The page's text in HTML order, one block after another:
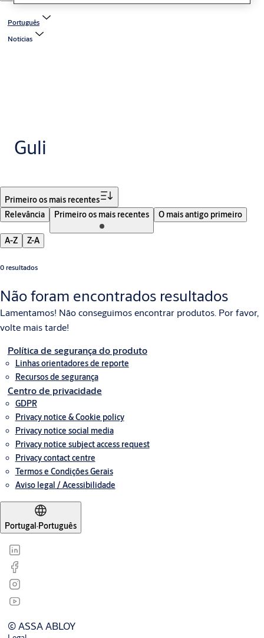
Português
Notícias
Guli
Primeiro os mais recentes
Relevância
Primeiro os mais recentes O mais antigo primeiro
A-Z Z-A
0 resultados
Não foram encontrados resultados
Lamentamos! Não conseguimos encontrar produtos. Por favor,
volte mais tarde!
Política de segurança do produto
Linhas orientadores de reporte
Recursos de segurança
Centro de privacidade
GDPR
Privacy notice & Cookie policy
Privacy notice social media
Privacy notice subject access request
Privacy contact centre
Termos e Condições Gerais
Aviso legal / Acessibilidade
Portugal ·Português
© ASSA ABLOY